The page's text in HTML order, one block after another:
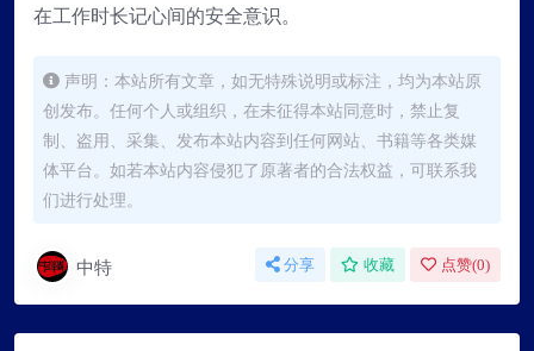
在工作时长记心间的安全意识。
声明：本站所有文章，如无特殊说明或标注，均为本站原
创发布。任何个人或组织，在未征得本站同意时，禁止复
制、盗用、采集、发布本站内容到任何网站、书籍等各类媒
体平台。如若本站内容侵犯了原著者的合法权益，可联系我
们进行处理。
中特 分享 收藏 点赞(0)